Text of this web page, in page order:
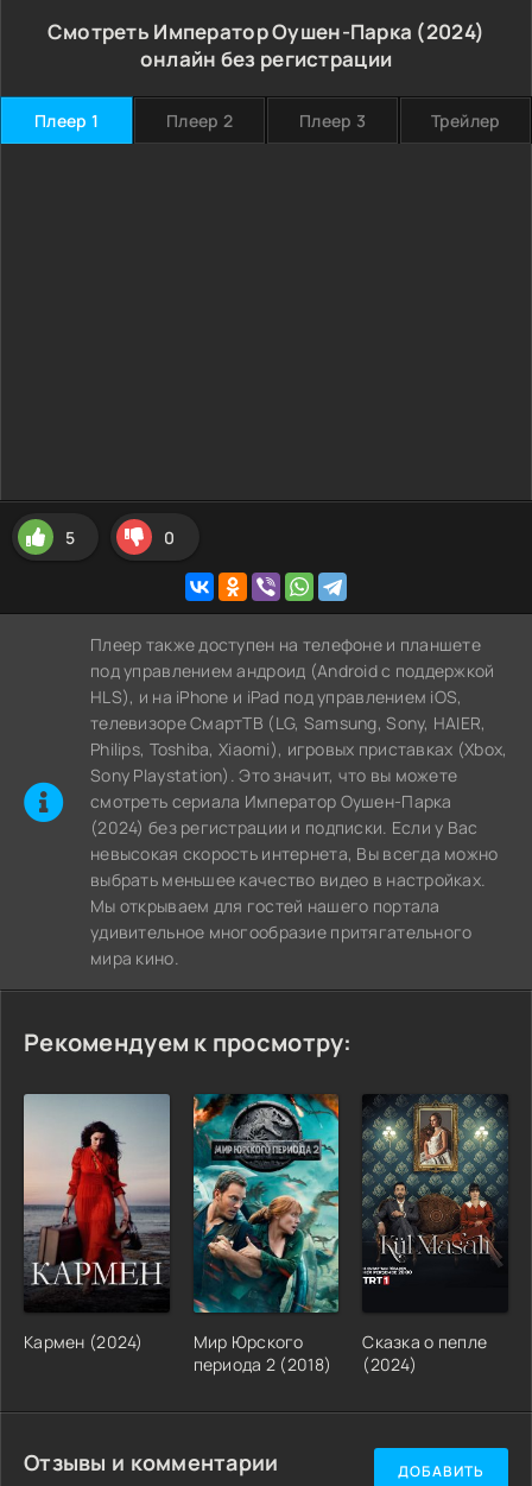
Смотреть Император Оушен-Парка (2024)
онлайн без регистрации
Плеер 1 Плеер 2 Плеер 3 Трейлер
5 0
Плеер также доступен на телефоне и планшете
под управлением андроид (Android с поддержкой
HLS), и на iPhone и iPad под управлением iOS,
телевизоре СмартТВ (LG, Samsung, Sony, HAIER,
Philips, Toshiba, Xiaomi), игровых приставках (Xbox,
Sony Playstation). Это значит, что вы можете
cмотреть сериала Император Оушен-Парка
(2024) без регистрации и подписки. Если у Вас
невысокая скорость интернета, Вы всегда можно
выбрать меньшее качество видео в настройках.
Мы открываем для гостей нашего портала
удивительное многообразие притягательного
мира кино.
Рекомендуем к просмотру:
Кармен (2024)
Мир Юрского
периода 2 (2018)
Сказка о пепле
(2024)
Отзывы и комментарии ДОБАВИТЬ